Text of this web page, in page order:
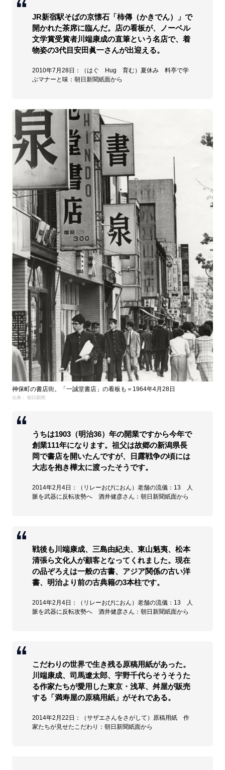
JR新宿駅そばの京懐石「柿傳（かきでん）」で
開かれた茶席に臨んだ。店の看板が、ノーベル
文学賞受賞者川端康成の直筆という名店で、着
物姿の3代目安田眞一さんが出迎える。
2010年7月28日：（はぐ Hug 育む）夏休み 料亭で学
ぶマナーと味：朝日新聞紙面から
神保町の書店街。「一誠堂書店」の看板も＝1964年4月28日
出典： 朝日新聞
うちは1903（明治36）年の開業ですから今年で
創業111年になります。祖父は故郷の新潟県長
岡で書店を開いたんですが、日露戦争の頃には
大志を抱き樺太に渡ったそうです。
2014年2月4日：（リレーおぴにおん）老舗の流儀：13 人
脈を武器に反転攻勢へ 酒井健彦さん：朝日新聞紙面から
戦後も川端康成、三島由紀夫、東山魁夷、松本
清張ら文化人が顧客となってくれました。現在
の品ぞろえは一般の古書、アジア関係の古い洋
書、明治より前の古典籍の3本柱です。
2014年2月4日：（リレーおぴにおん）老舗の流儀：13 人
脈を武器に反転攻勢へ 酒井健彦さん：朝日新聞紙面から
こだわりの世界で生き残る原稿用紙があった。
川端康成、司馬遼太郎、宇野千代らそうそうた
る作家たちが愛用した東京・浅草、舛屋が販売
する「満寿屋の原稿用紙」がそれである。
2014年2月22日：（サザエさんをさがして）原稿用紙 作
家たちが見せたこだわり：朝日新聞紙面から